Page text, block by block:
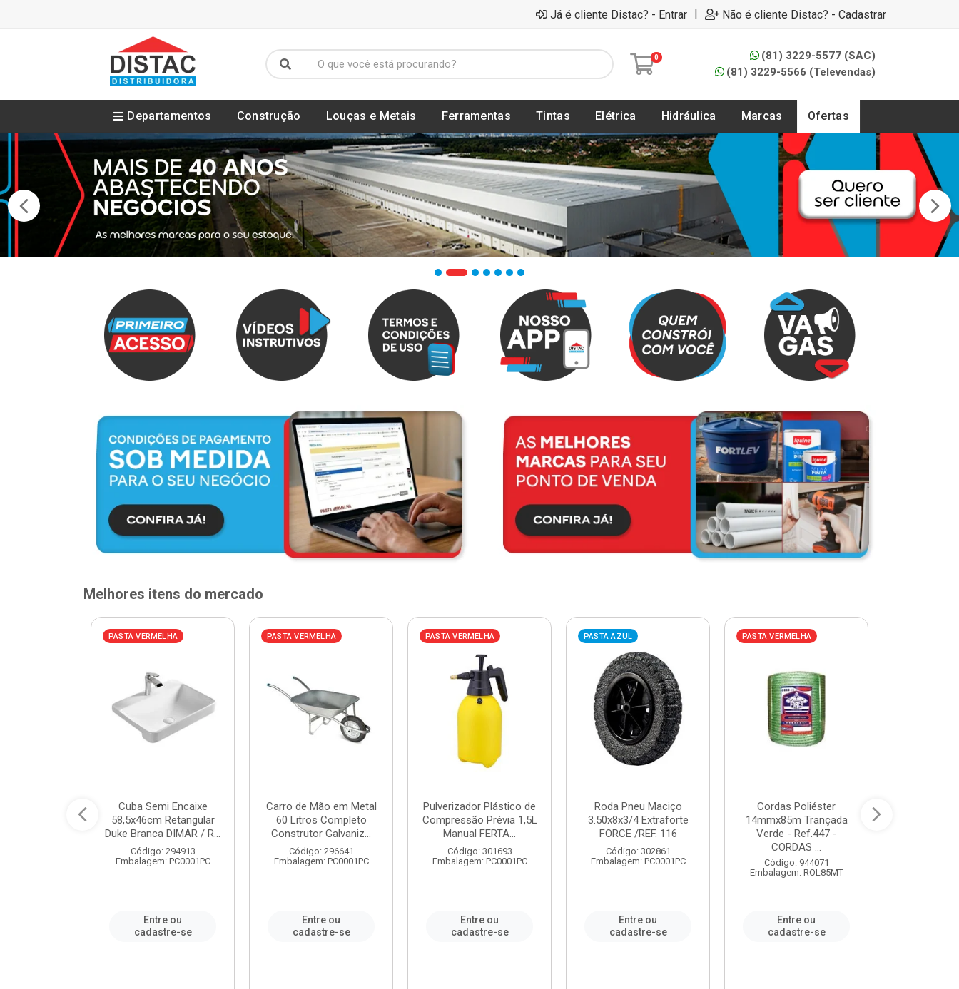
Já é cliente Distac? - Entrar | Não é cliente Distac? - Cadastrar
0
(81) 3229-5577 (SAC)
(81) 3229-5566 (Televendas)
Departamentos Construção Louças e Metais Ferramentas Tintas Elétrica Hidráulica Marcas Ofertas
Melhores itens do mercado
PASTA VERMELHA
Cuba Semi Encaixe
58,5x46cm Retangular
Duke Branca DIMAR / R...
Código: 294913
Embalagem: PC0001PC
Entre ou
cadastre-se
PASTA VERMELHA
Carro de Mão em Metal
60 Litros Completo
Construtor Galvaniz...
Código: 296641
Embalagem: PC0001PC
Entre ou
cadastre-se
PASTA VERMELHA
Pulverizador Plástico de
Compressão Prévia 1,5L
Manual FERTA...
Código: 301693
Embalagem: PC0001PC
Entre ou
cadastre-se
PASTA AZUL
Roda Pneu Maciço
3.50x8x3/4 Extraforte
FORCE /REF. 116
Código: 302861
Embalagem: PC0001PC
Entre ou
cadastre-se
PASTA VERMELHA
Cordas Poliéster
14mmx85m Trançada
Verde - Ref.447 -
CORDAS ...
Código: 944071
Embalagem: ROL85MT
Entre ou
cadastre-se